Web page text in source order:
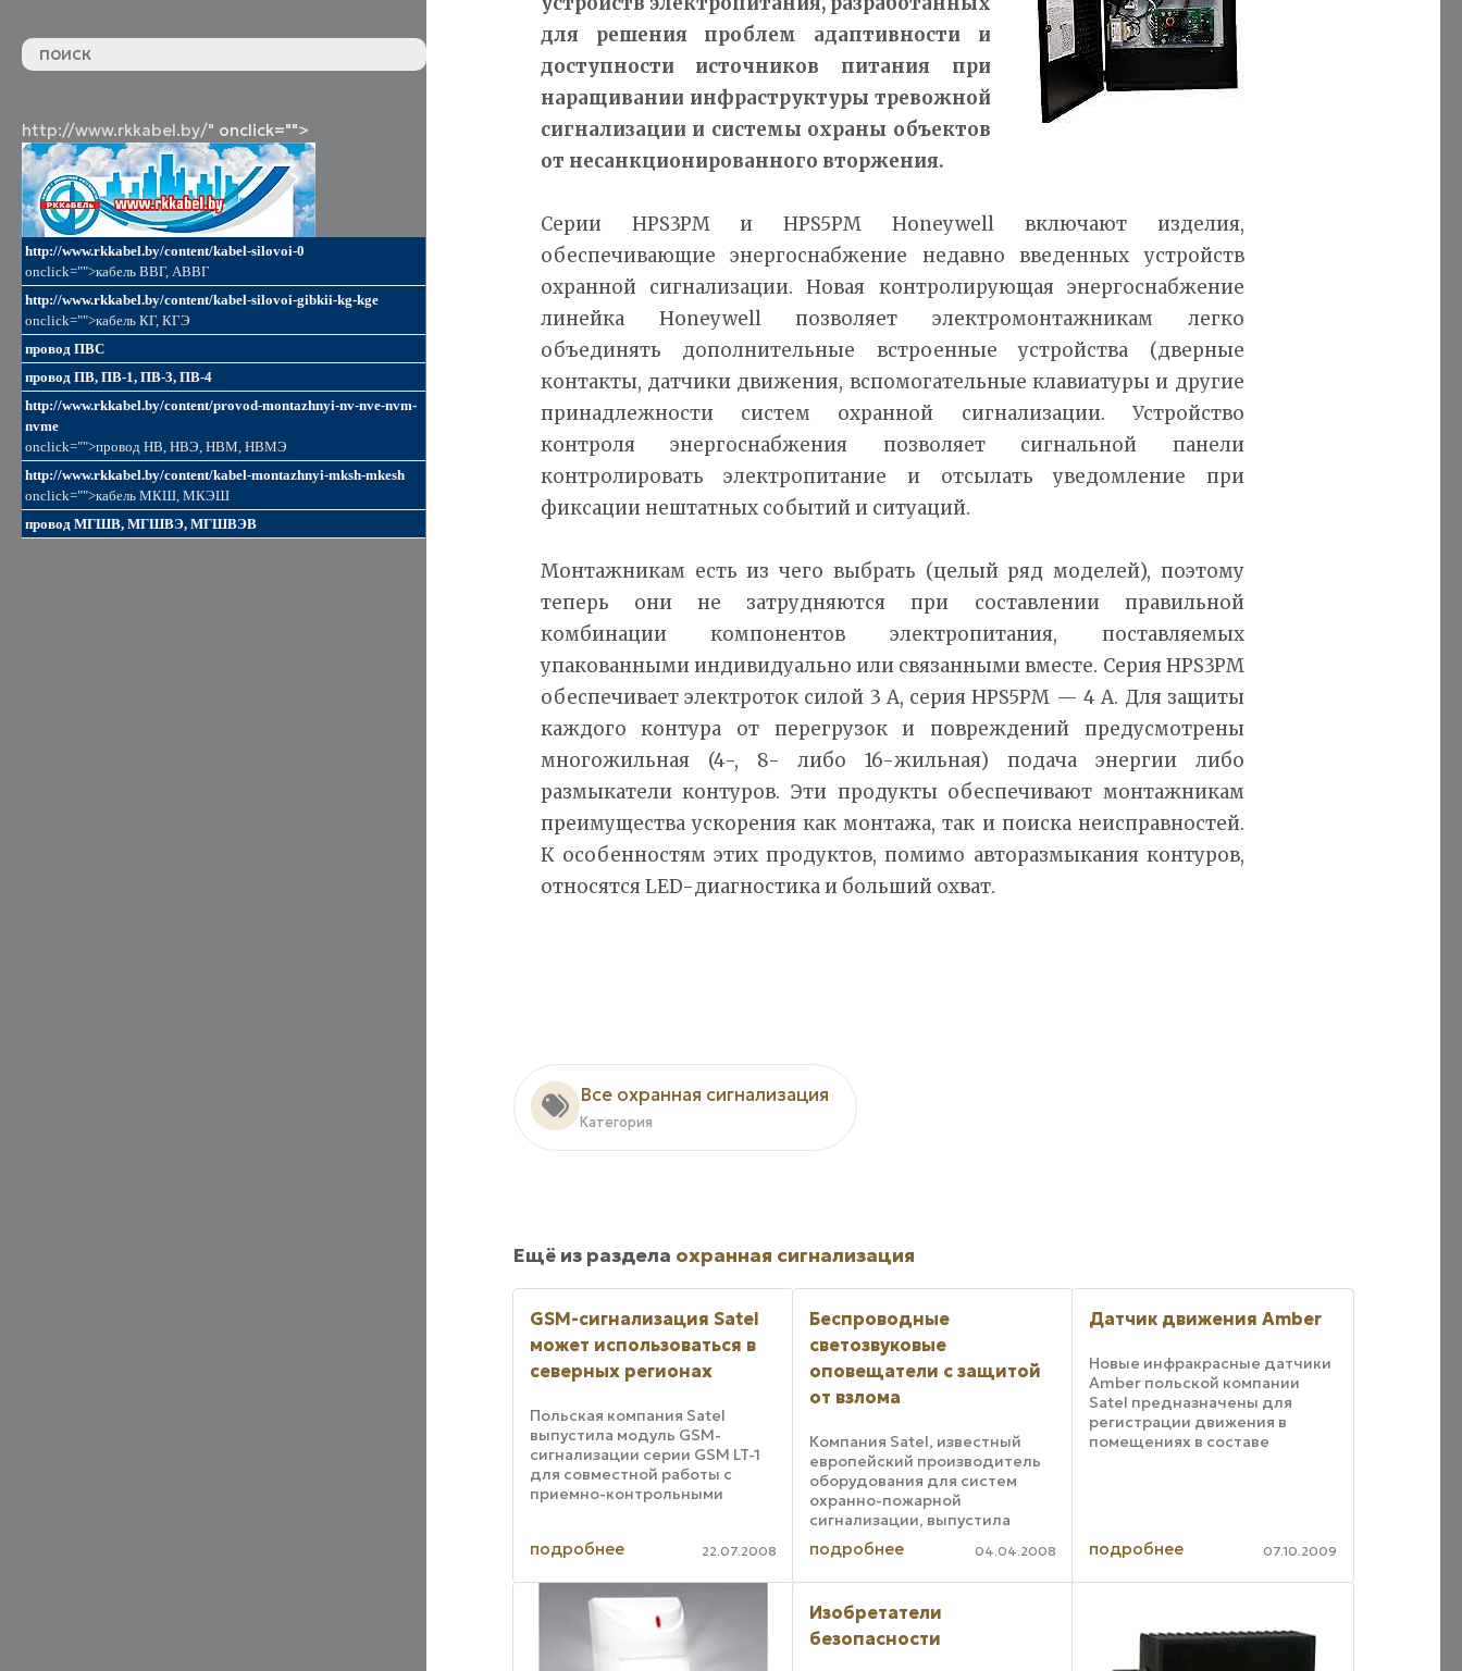
http://www.rkkabel.by/" onclick="">
http://www.rkkabel.by/content/kabel-silovoi-0
onclick="">кабель ВВГ, АВВГ
http://www.rkkabel.by/content/kabel-silovoi-gibkii-kg-kge
onclick="">кабель КГ, КГЭ
провод ПВС
провод ПВ, ПВ-1, ПВ-3, ПВ-4
http://www.rkkabel.by/content/provod-montazhnyi-nv-nve-nvm-
nvme
onclick="">провод НВ, НВЭ, НВМ, НВМЭ
http://www.rkkabel.by/content/kabel-montazhnyi-mksh-mkesh
onclick="">кабель МКШ, МКЭШ
провод МГШВ, МГШВЭ, МГШВЭВ
для решения проблем адаптивности и
доступности источников питания при
наращивании инфраструктуры тревожной
сигнализации и системы охраны объектов
от несанкционированного вторжения.
Серии HPS3PM и HPS5PM Honeywell включают изделия,
обеспечивающие энергоснабжение недавно введенных устройств
охранной сигнализации. Новая контролирующая энергоснабжение
линейка Honeywell позволяет электромонтажникам легко
объединять дополнительные встроенные устройства (дверные
контакты, датчики движения, вспомогательные клавиатуры и другие
принадлежности систем охранной сигнализации. Устройство
контроля энергоснабжения позволяет сигнальной панели
контролировать электропитание и отсылать уведомление при
фиксации нештатных событий и ситуаций.
Монтажникам есть из чего выбрать (целый ряд моделей), поэтому
теперь они не затрудняются при составлении правильной
комбинации компонентов электропитания, поставляемых
упакованными индивидуально или связанными вместе. Серия HPS3PM
обеспечивает электроток силой 3 А, серия HPS5PM — 4 А. Для защиты
каждого контура от перегрузок и повреждений предусмотрены
многожильная (4-, 8- либо 16-жильная) подача энергии либо
размыкатели контуров. Эти продукты обеспечивают монтажникам
преимущества ускорения как монтажа, так и поиска неисправностей.
К особенностям этих продуктов, помимо авторазмыкания контуров,
относятся LED-диагностика и больший охват.
Все охранная сигнализация
Категория
Ещё из раздела охранная сигнализация
GSM-сигнализация Satel
может использоваться в
северных регионах
Польская компания Satel
выпустила модуль GSM-
сигнализации серии GSM LT-1
для совместной работы с
приемно-контрольными
оборудованием этой марки.
сигнализация на базе нового
модуля имитирует ...
подробнее 22.07.2008
Беспроводные
светозвуковые
оповещатели с защитой
от взлома
Компания Satel, известный
европейский производитель
оборудования для систем
охранно-пожарной
сигнализации, выпустила
наружные светозвуковые
оповещатели серии ASP-105,
которые предназначены для
беспроводной системы
сигнализации ABAX ...
подробнее 04.04.2008
Датчик движения Amber
Новые инфракрасные датчики
Amber польской компании
Satel предназначены для
регистрации движения в
помещениях в составе
движения объекта от 0,3 до 3
м/с ...
подробнее 07.10.2009
Изобретатели
безопасности